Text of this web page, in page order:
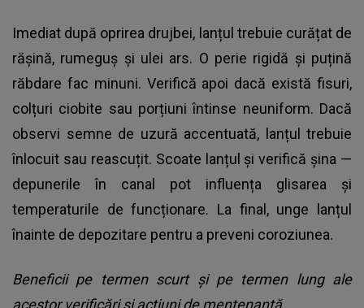
Imediat după oprirea drujbei, lanțul trebuie curățat de
rășină, rumeguș și ulei ars. O perie rigidă și puțină
răbdare fac minuni. Verifică apoi dacă există fisuri,
colțuri ciobite sau porțiuni întinse neuniform. Dacă
observi semne de uzură accentuată, lanțul trebuie
înlocuit sau reascuțit. Scoate lanțul și verifică șina —
depunerile în canal pot influența glisarea și
temperaturile de funcționare. La final, unge lanțul
înainte de depozitare pentru a preveni coroziunea.
Beneficii pe termen scurt și pe termen lung ale
acestor verificări și acțiuni de mentenanță